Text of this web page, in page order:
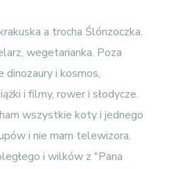
a trocha Ślónzoczka.
wegetarianka. Poza
dinozaury i kosmos,
i filmy, rower i słodycze.
wszystkie koty i jednego
i nie mam telewizora.
i wilków z "Pana